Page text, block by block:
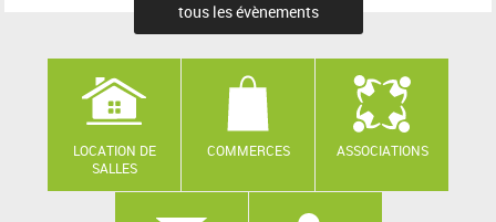
tous les évènements
LOCATION DE
SALLES
COMMERCES ASSOCIATIONS